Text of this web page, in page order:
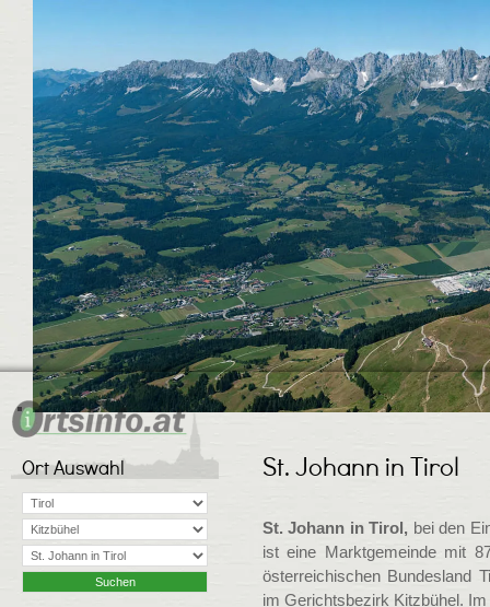
Ort Auswahl St. Johann in Tirol
St. Johann in Tirol, bei den
ist eine Marktgemeinde mit
österreichischen Bundesland
im Gerichtsbezirk Kitzbühel.